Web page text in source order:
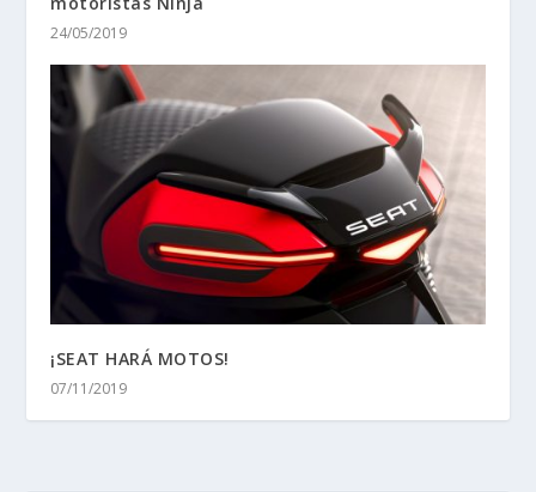
24/05/2019
¡SEAT HARÁ MOTOS!
07/11/2019